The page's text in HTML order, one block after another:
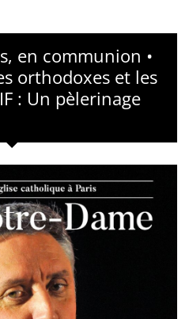
en communion •
orthodoxes et les
: Un pèlerinage